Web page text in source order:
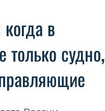
в
только судно,